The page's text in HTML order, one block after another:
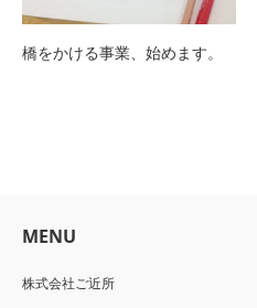
橋をかける事業、始めます。
MENU
株式会社ご近所